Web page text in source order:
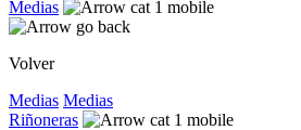
Medias
Volver
Medias Medias
Riñoneras